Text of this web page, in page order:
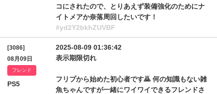
コにされたので、とりあえず装備強化のためにナ
イトメアか奈落周回したいです！
#yd2Y2bkhZUVBF
[3086]
08月09日
フレンド
PS5
2025-08-09 01:36:42
表示期限切れ
フリプから始めた初心者です‪🙇 何の知識もない雑
魚ちゃんですが一緒にワイワイできるフレンドさ